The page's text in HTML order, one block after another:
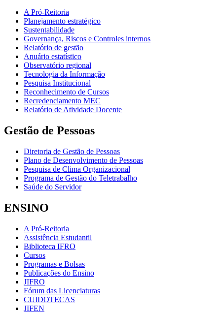
A Pró-Reitoria
Planejamento estratégico
Sustentabilidade
Governança, Riscos e Controles internos
Relatório de gestão
Anuário estatístico
Observatório regional
Tecnologia da Informação
Pesquisa Institucional
Reconhecimento de Cursos
Recredenciamento MEC
Relatório de Atividade Docente
Gestão de Pessoas
Diretoria de Gestão de Pessoas
Plano de Desenvolvimento de Pessoas
Pesquisa de Clima Organizacional
Programa de Gestão do Teletrabalho
Saúde do Servidor
ENSINO
A Pró-Reitoria
Assistência Estudantil
Biblioteca IFRO
Cursos
Programas e Bolsas
Publicações do Ensino
JIFRO
Fórum das Licenciaturas
CUIDOTECAS
JIFEN